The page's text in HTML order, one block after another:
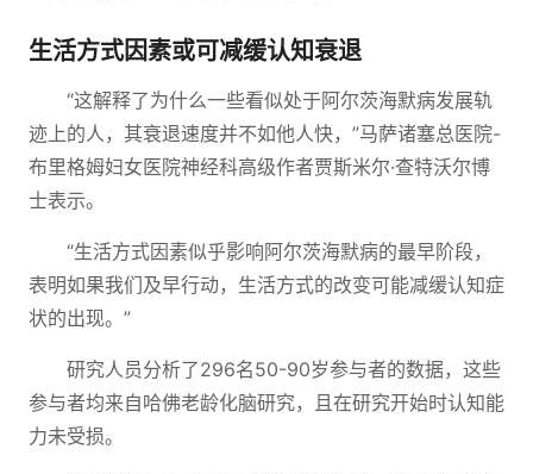
生活方式因素或可减缓认知衰退
“这解释了为什么一些看似处于阿尔茨海默病发展轨
迹上的人，其衰退速度并不如他人快，”马萨诸塞总医院-
布里格姆妇女医院神经科高级作者贾斯米尔·查特沃尔博
士表示。
“生活方式因素似乎影响阿尔茨海默病的最早阶段，
表明如果我们及早行动，生活方式的改变可能减缓认知症
状的出现。”
研究人员分析了296名50-90岁参与者的数据，这些
参与者均来自哈佛老龄化脑研究，且在研究开始时认知能
力未受损。